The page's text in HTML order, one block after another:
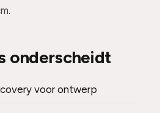
onderscheidt
voor ontwerp